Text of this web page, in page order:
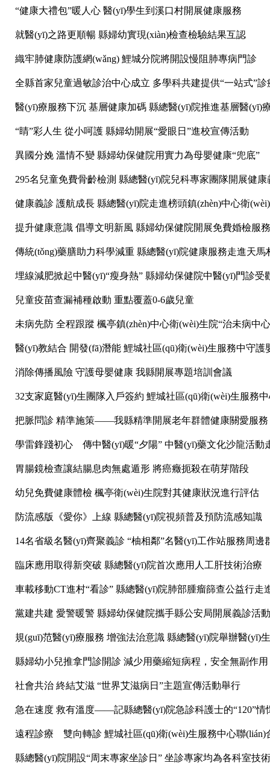
“健康大禮包”暖人心 醫(yī)學生到溪口村開展健康服務
就醫(yī)之路更順暢 縣婦幼實現(xiàn)檢查檢驗結果互認
織牢肺健康防護網(wǎng) 鯉城分院將開設慢阻肺專病門診
全縣首家兒童過敏診治中心成立 多學科共建提供“一站式”診
醫(yī)療服務下沉 基層健康加碼 縣總醫(yī)院推進基層醫(yī)
“睛”彩人生 從小呵護 縣婦幼開展“愛眼日”進校宣傳活動
異國分娩 溫情不變 縣婦幼保健院用實力為母嬰健康“兜底”
295名兒童免費骨齡檢測 縣總醫(yī)院兒科專家團隊開展健康
健康義診 護航成長 縣總醫(yī)院走進榜頭鎮(zhèn)中心衛
提升健康意識 倡導文明新風 縣婦幼保健院開展免費婚檢服務
傳統(tǒng)藥膳助力科學減重 縣總醫(yī)院健康服務走進天馬
埋線減肥掀起中醫(yī)“瘦身熱” 縣婦幼保健院中醫(yī)門診受
兒童疫苗查漏補種啟動 重點覆蓋0-6歲兒童
未病先防 全程跟蹤 楓亭鎮(zhèn)中心衛(wèi)生院“治未病中
醫(yī)教結合 開發(fā)潛能 鯉城社區(qū)衛(wèi)生服務中守護
消除傳播風險 守護母嬰健康 我縣開展專題培訓會議
32支家庭醫(yī)生團隊入戶簽約 鯉城社區(qū)衛(wèi)生服務
把脈問診 精準施策——我縣精準開展老年群體健康關愛服務
學雷鋒踐初心 傳中醫(yī)暖“夕陽” 中醫(yī)藥文化沙龍活動
胃腸鏡檢查讓結腸息肉無處遁形 將癌癥扼殺在萌芽階段
幼兒免費健康體檢 楓亭衛(wèi)生院對其健康狀況進行評估
防流感版《愛你》上線 縣總醫(yī)院視頻普及預防流感知識
14名省級名醫(yī)齊聚義診 “柚相鄰”名醫(yī)工作站服務周邊
臨床應用取得新突破 縣總醫(yī)院首次應用人工肝技術治療
車載移動CT進村“看診” 縣總醫(yī)院肺部腫瘤篩查公益行走
黨建共建 愛警暖警 縣婦幼保健院攜手縣公安局開展義診活動
規(guī)范醫(yī)療服務 增強法治意識 縣總醫(yī)院舉辦醫(yī)
縣婦幼小兒推拿門診開診 減少用藥縮短病程，安全無副作用
社會共治 終結艾滋 “世界艾滋病日”主題宣傳活動舉行
急在速度 救有溫度——記縣總醫(yī)院急診科護士的“120”情
遠程診療 雙向轉診 鯉城社區(qū)衛(wèi)生服務中心聯(lián)
縣總醫(yī)院開設“周末專家坐診日” 坐診專家均為各科室技